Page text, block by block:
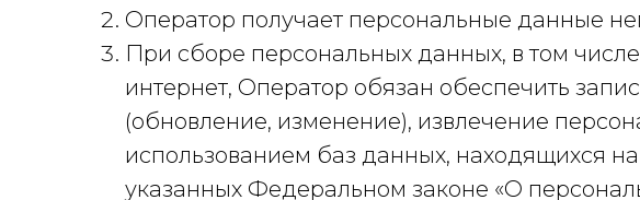
Оператор получает персональные данные
При сборе персональных данных, в том
интернет, Оператор обязан обеспечить
(обновление, изменение), извлечение
использованием баз данных, находящихся
указанных Федеральном законе «О